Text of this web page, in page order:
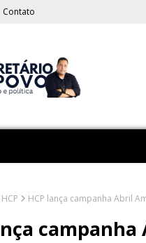
Contato
HCP HCP lança campanha Abril